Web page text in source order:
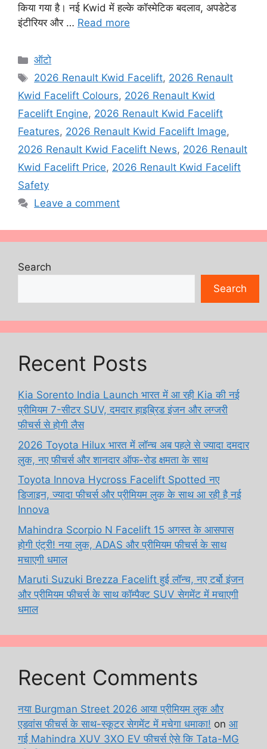
किया गया है। नई Kwid में हल्के कॉस्मेटिक बदलाव, अपडेटेड
इंटीरियर और … Read more
Categories
ऑटो
Tags
2026 Renault Kwid Facelift, 2026 Renault
Kwid Facelift Colours, 2026 Renault Kwid
Facelift Engine, 2026 Renault Kwid Facelift
Features, 2026 Renault Kwid Facelift Image,
2026 Renault Kwid Facelift News, 2026 Renault
Kwid Facelift Price, 2026 Renault Kwid Facelift
Safety
Leave a comment
Search
Search
Recent Posts
Kia Sorento India Launch भारत में आ रही Kia की नई
प्रीमियम 7-सीटर SUV, दमदार हाइब्रिड इंजन और लग्जरी
फीचर्स से होगी लैस
2026 Toyota Hilux भारत में लॉन्च अब पहले से ज्यादा दमदार
लुक, नए फीचर्स और शानदार ऑफ-रोड क्षमता के साथ
Toyota Innova Hycross Facelift Spotted नए
डिजाइन, ज्यादा फीचर्स और प्रीमियम लुक के साथ आ रही है नई
Innova
Mahindra Scorpio N Facelift 15 अगस्त के आसपास
होगी एंट्री! नया लुक, ADAS और प्रीमियम फीचर्स के साथ
मचाएगी धमाल
Maruti Suzuki Brezza Facelift हुई लॉन्च, नए टर्बो इंजन
और प्रीमियम फीचर्स के साथ कॉम्पैक्ट SUV सेगमेंट में मचाएगी
धमाल
Recent Comments
नया Burgman Street 2026 आया प्रीमियम लुक और
एडवांस फीचर्स के साथ-स्कूटर सेगमेंट में मचेगा धमाका! on आ
गई Mahindra XUV 3XO EV फीचर्स ऐसे कि Tata-MG